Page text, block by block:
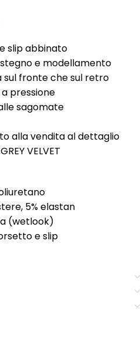
slip abbinato
e modellamento
sul fronte che sul retro
pressione
sagomate
alla vendita al dettaglio
VELVET
5% elastan
(wetlook)
e slip